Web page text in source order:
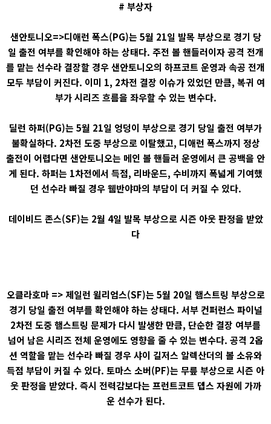
# 부상자
샌안토니오=>디애런 폭스(PG)는 5월 21일 발목 부상으로 경기 당
일 출전 여부를 확인해야 하는 상태다. 주전 볼 핸들러이자 공격 전개
를 맡는 선수라 결장할 경우 샌안토니오의 하프코트 운영과 속공 전개
모두 부담이 커진다. 이미 1, 2차전 결장 이슈가 있었던 만큼, 복귀 여
부가 시리즈 흐름을 좌우할 수 있는 변수다.
딜런 하퍼(PG)는 5월 21일 엉덩이 부상으로 경기 당일 출전 여부가
불확실하다. 2차전 도중 부상으로 이탈했고, 디애런 폭스까지 정상
출전이 어렵다면 샌안토니오는 메인 볼 핸들러 운영에서 큰 공백을 안
게 된다. 하퍼는 1차전에서 득점, 리바운드, 수비까지 폭넓게 기여했
던 선수라 빠질 경우 웸반야마의 부담이 더 커질 수 있다.
데이비드 존스(SF)는 2월 4일 발목 부상으로 시즌 아웃 판정을 받았
다
오클라호마 => 제일런 윌리엄스(SF)는 5월 20일 햄스트링 부상으로
경기 당일 출전 여부를 확인해야 하는 상태다. 서부 컨퍼런스 파이널
2차전 도중 햄스트링 문제가 다시 발생한 만큼, 단순한 결장 여부를
넘어 남은 시리즈 전체 운영에도 영향을 줄 수 있는 변수다. 공격 2옵
션 역할을 맡는 선수라 빠질 경우 샤이 길저스 알렉산더의 볼 소유와
득점 부담이 커질 수 있다. 토마스 소버(PF)는 무릎 부상으로 시즌 아
웃 판정을 받았다. 즉시 전력감보다는 프런트코트 뎁스 자원에 가까
운 선수가 된다.